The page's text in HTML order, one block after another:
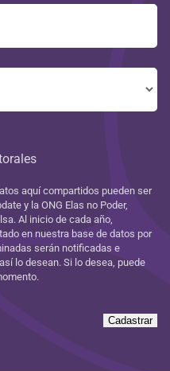
aquí compartidos pueden ser
y la ONG Elas no Poder,
Al inicio de cada año,
en nuestra base de datos por
serán notificadas e
lo desean. Si lo desea, puede
Cadastrar